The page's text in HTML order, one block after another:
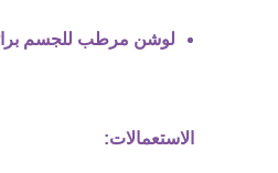
لوشن مرطب للجسم
الاستعمالات: